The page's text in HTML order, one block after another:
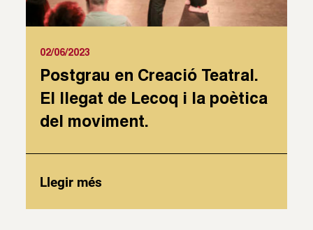
02/06/2023
Postgrau en Creació Teatral.
El llegat de Lecoq i la poètica
del moviment.
Llegir més